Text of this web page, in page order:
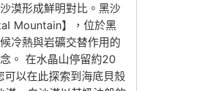
漠形成鮮明對比。黑沙
Mountain】，位於黑
冷熱與岩礦交替作用的
。 在水晶山停留約20
以在此探索到海底貝殼